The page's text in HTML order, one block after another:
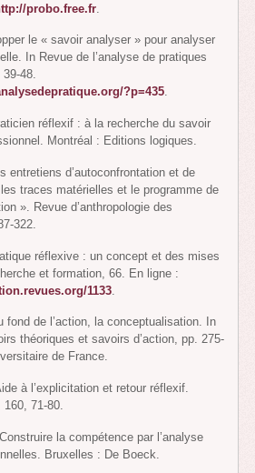
probo.free.fr
le « savoir analyser » pour analyser
In Revue de l’analyse de pratiques
48.
?p=435.
réflexif : à la recherche du savoir
Montréal : Editions logiques.
entretiens d’autoconfrontation et de
traces matérielles et le programme de
». Revue d’anthropologie des
322.
réflexive : un concept et des mises
et formation, 66. En ligne :
1133
fond de l’action, la conceptualisation. In
théoriques et savoirs d’action, pp. 275-
de France.
à l’explicitation et retour réflexif.
160, 71-80.
la compétence par l’analyse
Bruxelles : De Boeck.